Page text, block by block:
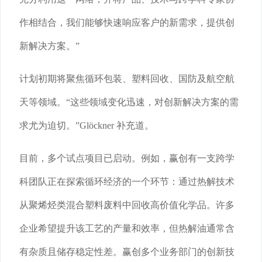
作相结合，我们能够快速响应客户的新需求，提供创
新解决方案。”
计划初期将聚焦循环包装、塑料回收、国防及航空航
天等领域。“这些领域变化迅速，对创新解决方案的需
求尤为迫切。”Glöckner 补充道。
目前，多个试点项目已启动。例如，赢创有一支跨学
科团队正在探索循环经济的一个环节：通过热解技术
从聚烯烃类混合塑料废料中回收高价值化学品。许多
企业希望提升该工艺的产量和效率，但热解油通常含
有杂质且储存稳定性差。赢创多个业务部门的创新技